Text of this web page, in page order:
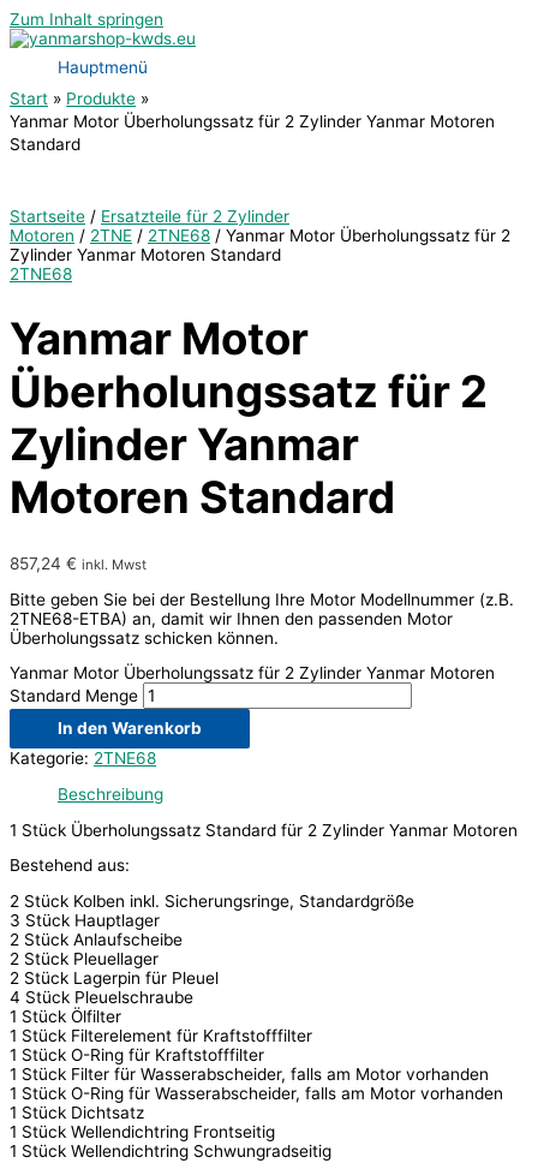
Zum Inhalt springen
Hauptmenü
Start
Produkte
Yanmar Motor Überholungssatz für 2 Zylinder Yanmar Motoren
Standard
Startseite / Ersatzteile für 2 Zylinder
Motoren / 2TNE / 2TNE68 / Yanmar Motor Überholungssatz für 2
Zylinder Yanmar Motoren Standard
2TNE68
Yanmar Motor
Überholungssatz für 2
Zylinder Yanmar
Motoren Standard
857,24 € inkl. Mwst
Bitte geben Sie bei der Bestellung Ihre Motor Modellnummer (z.B.
2TNE68-ETBA) an, damit wir Ihnen den passenden Motor
Überholungssatz schicken können.
Yanmar Motor Überholungssatz für 2 Zylinder Yanmar Motoren
Standard Menge
In den Warenkorb
Kategorie: 2TNE68
Beschreibung
1 Stück Überholungssatz Standard für 2 Zylinder Yanmar Motoren
Bestehend aus:
2 Stück Kolben inkl. Sicherungsringe, Standardgröße
3 Stück Hauptlager
2 Stück Anlaufscheibe
2 Stück Pleuellager
2 Stück Lagerpin für Pleuel
4 Stück Pleuelschraube
1 Stück Ölfilter
1 Stück Filterelement für Kraftstofffilter
1 Stück O-Ring für Kraftstofffilter
1 Stück Filter für Wasserabscheider, falls am Motor vorhanden
1 Stück O-Ring für Wasserabscheider, falls am Motor vorhanden
1 Stück Dichtsatz
1 Stück Wellendichtring Frontseitig
1 Stück Wellendichtring Schwungradseitig